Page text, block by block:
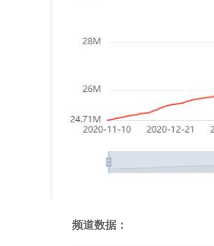
频道数据：